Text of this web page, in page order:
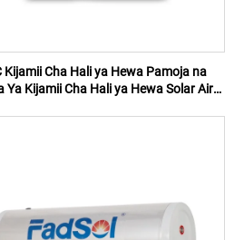
Cha Hali ya Hewa Pamoja na
Ya Kijamii Cha Hali ya Hewa Solar Air